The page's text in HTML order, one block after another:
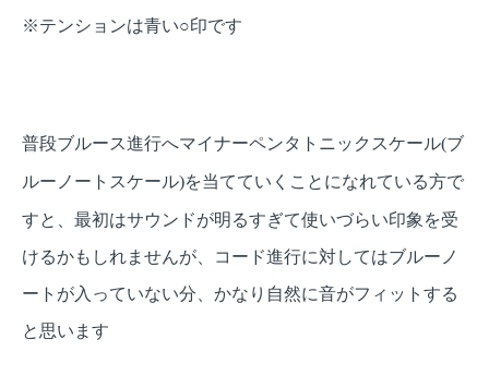
※テンションは青い○印です
普段ブルース進行へマイナーペンタトニックスケール(ブ
ルーノートスケール)を当てていくことになれている方で
すと、最初はサウンドが明るすぎて使いづらい印象を受
けるかもしれませんが、コード進行に対してはブルーノ
ートが入っていない分、かなり自然に音がフィットする
と思います